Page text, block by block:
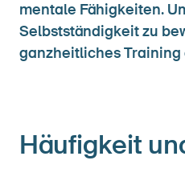
mentale Fähigkeiten.
Selbstständigkeit zu
ganzheitliches Training
Häufigkeit